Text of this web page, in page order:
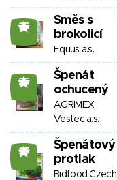
25
Směs s
brokolicí
Equus a.s.
25
Špenát
ochucený
AGRIMEX
Vestec a.s.
25
Špenátový
protlak
Bidfood Czech